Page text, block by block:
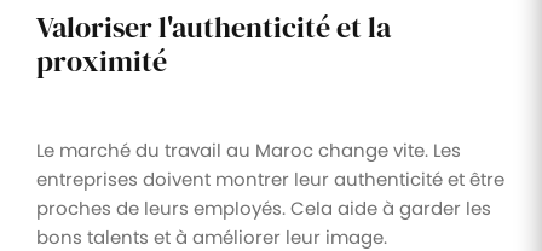
Valoriser l'authenticité et la
proximité
Le marché du travail au Maroc change vite. Les
entreprises doivent montrer leur authenticité et être
proches de leurs employés. Cela aide à garder les
bons talents et à améliorer leur image.